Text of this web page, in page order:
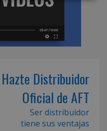
Hazte Distribuidor
Oficial de AFT
Ser distribuidor
tiene sus ventajas